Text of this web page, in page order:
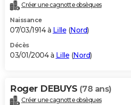
Créer une cagnotte obsèques
Naissance
07/03/1914 à Lille (Nord)
Décès
03/01/2004 à Lille (Nord)
Roger DEBUYS (78 ans)
Créer une cagnotte obsèques